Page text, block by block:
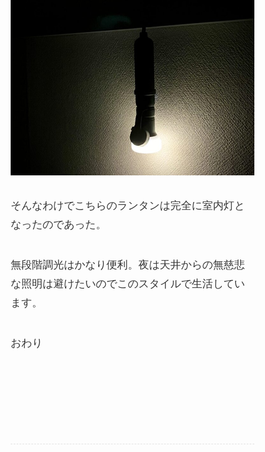
そんなわけでこちらのランタンは完全に室内灯と
なったのであった。
無段階調光はかなり便利。夜は天井からの無慈悲
な照明は避けたいのでこのスタイルで生活してい
ます。
おわり